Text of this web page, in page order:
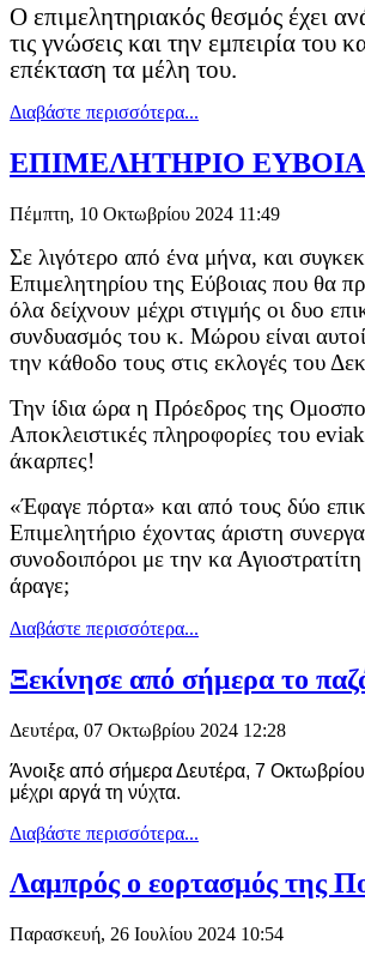
Ο επιμελητηριακός θεσμός έχει
τις γνώσεις και την εμπειρία του
επέκταση τα μέλη του.
Διαβάστε περισσότερα...
ΕΠΙΜΕΛΗΤΗΡΙΟ ΕΥΒΟΙΑΣ
Πέμπτη, 10 Οκτωβρίου 2024 11:49
Σε λιγότερο από ένα μήνα, και
Επιμελητηρίου της Εύβοιας που θα
όλα δείχνουν μέχρι στιγμής οι δυο
συνδυασμός του κ. Μώρου είναι
την κάθοδο τους στις εκλογές του
Την ίδια ώρα η Πρόεδρος της
Αποκλειστικές πληροφορίες του
άκαρπες!
«Έφαγε πόρτα» και από τους δύο
Επιμελητήριο έχοντας άριστη
συνοδοιπόροι με την κα
άραγε;
Διαβάστε περισσότερα...
Ξεκίνησε από σήμερα το
Δευτέρα, 07 Οκτωβρίου 2024 12:28
Άνοιξε από σήμερα Δευτέρα, 7
μέχρι αργά τη νύχτα.
Διαβάστε περισσότερα...
Λαμπρός ο εορτασμός της
Παρασκευή, 26 Ιουλίου 2024 10:54